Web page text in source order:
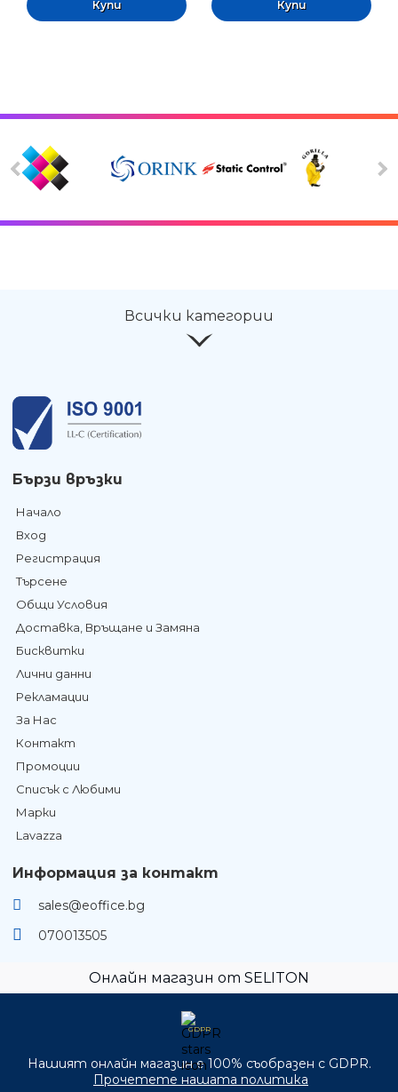
Всички категории
Бързи връзки
Начало
Вход
Регистрация
Търсене
Общи Условия
Доставка, Връщане и Замяна
Бисквитки
Лични данни
Рекламации
За Нас
Контакт
Промоции
Списък с Любими
Марки
Lavazza
Информация за контакт
sales@eoffice.bg
070013505
Онлайн магазин от SELITON
GDPR
Нашият онлайн магазин е 100% съобразен с GDPR.
Прочетете нашата политика